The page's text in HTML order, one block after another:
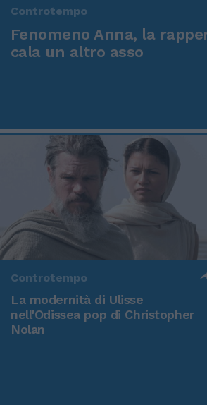
Controtempo
Fenomeno Anna, la
cala un altro asso
Controtempo
La modernità di Ulisse
nell'Odissea pop di Christopher
Nolan